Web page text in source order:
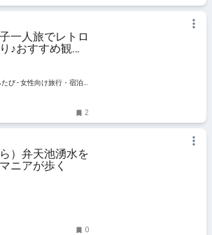
一人旅でレトロ
♪おすすめ観光
び - 女性向け旅行・宿泊
2
）弁天池湧水を
ニアが歩く
0